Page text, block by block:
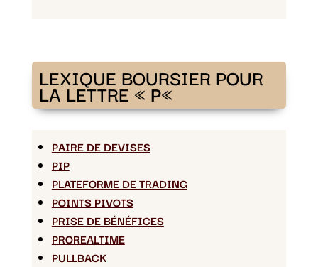
LEXIQUE BOURSIER POUR
LA LETTRE «P«
PAIRE DE DEVISES
PIP
PLATEFORME DE TRADING
POINTS PIVOTS
PRISE DE BÉNÉFICES
PROREALTIME
PULLBACK